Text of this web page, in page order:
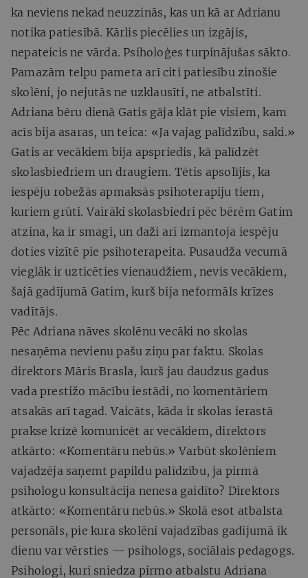
ka neviens nekad neuzzinās, kas un kā ar Adrianu
notika patiesībā. Kārlis piecēlies un izgājis,
nepateicis ne vārda. Psiholoģes turpinājušas sākto.
Pamazām telpu pameta arī citi patiesību zinošie
skolēni, jo nejutās ne uzklausīti, ne atbalstīti.
Adriana bēru dienā Gatis gāja klāt pie visiem, kam
acīs bija asaras, un teica: «Ja vajag palīdzību, saki.»
Gatis ar vecākiem bija apspriedis, kā palīdzēt
skolasbiedriem un draugiem. Tētis apsolījis, ka
iespēju robežās apmaksās psihoterapiju tiem,
kuriem grūti. Vairāki skolasbiedri pēc bērēm Gatim
atzina, ka ir smagi, un daži arī izmantoja iespēju
doties vizītē pie psihoterapeita. Pusaudža vecumā
vieglāk ir uzticēties vienaudžiem, nevis vecākiem,
šajā gadījumā Gatim, kurš bija neformāls krīzes
vadītājs.
Pēc Adriana nāves skolēnu vecāki no skolas
nesaņēma nevienu pašu ziņu par faktu. Skolas
direktors Māris Brasla, kurš jau daudzus gadus
vada prestižo mācību iestādi, no komentāriem
atsakās arī tagad. Vaicāts, kāda ir skolas ierastā
prakse krīzē komunicēt ar vecākiem, direktors
atkārto: «Komentāru nebūs.» Varbūt skolēniem
vajadzēja saņemt papildu palīdzību, ja pirmā
psihologu konsultācija nenesa gaidīto? Direktors
atkārto: «Komentāru nebūs.» Skolā esot atbalsta
personāls, pie kura skolēni vajadzības gadījumā ik
dienu var vērsties — psihologs, sociālais pedagogs.
Psihologi, kuri sniedza pirmo atbalstu Adriana